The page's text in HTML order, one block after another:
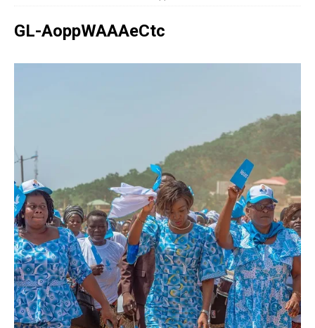
GL-AoppWAAAeCtc